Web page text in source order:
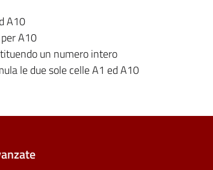
A10
A10
un numero intero
le due sole celle A1 ed A10